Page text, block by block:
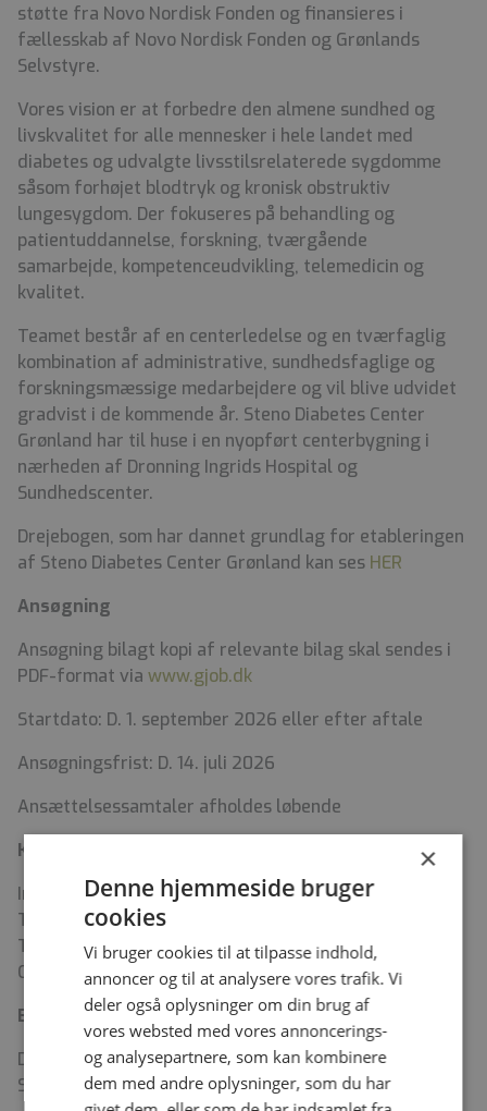
støtte fra Novo Nordisk Fonden og finansieres i
fællesskab af Novo Nordisk Fonden og Grønlands
Selvstyre.
Vores vision er at forbedre den almene sundhed og
livskvalitet for alle mennesker i hele landet med
diabetes og udvalgte livsstilsrelaterede sygdomme
såsom forhøjet blodtryk og kronisk obstruktiv
lungesygdom. Der fokuseres på behandling og
patientuddannelse, forskning, tværgående
samarbejde, kompetenceudvikling, telemedicin og
kvalitet.
Teamet består af en centerledelse og en tværfaglig
kombination af administrative, sundhedsfaglige og
forskningsmæssige medarbejdere og vil blive udvidet
gradvist i de kommende år. Steno Diabetes Center
Grønland har til huse i en nyopført centerbygning i
nærheden af Dronning Ingrids Hospital og
Sundhedscenter.
Drejebogen, som har dannet grundlag for etableringen
af Steno Diabetes Center Grønland kan ses HER
Ansøgning
Ansøgning bilagt kopi af relevante bilag skal sendes i
PDF-format via www.gjob.dk
Startdato: D. 1. september 2026 eller efter aftale
Ansøgningsfrist: D. 14. juli 2026
Ansættelsessamtaler afholdes løbende
Kontakt
Information om stillingen kan indhentes ved Direktør,
Tina Amondsen: tlf. (+299) 547867, e-mail
TIAM@PEQQIK.GL eller Lægefaglig direktør Jesper
Olesen: tlf. (+299) 530508, e-mail JEOL@PEQQIK.GL
Bolig
Der anvises bolig efter de i Det Grønlandske
Sundhedsvæsen til enhver tid gældende regler.
×
Denne hjemmeside bruger
cookies
Vi bruger cookies til at tilpasse indhold,
annoncer og til at analysere vores trafik. Vi
deler også oplysninger om din brug af
vores websted med vores annoncerings-
og analysepartnere, som kan kombinere
dem med andre oplysninger, som du har